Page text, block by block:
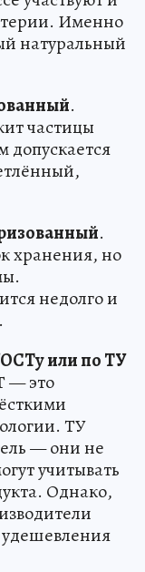
Именно
натуральный
.
частицы
допускается
.
хранения, но
недолго и
или по ТУ
— это
ТУ
— они не
учитывать
Однако,
удешевления